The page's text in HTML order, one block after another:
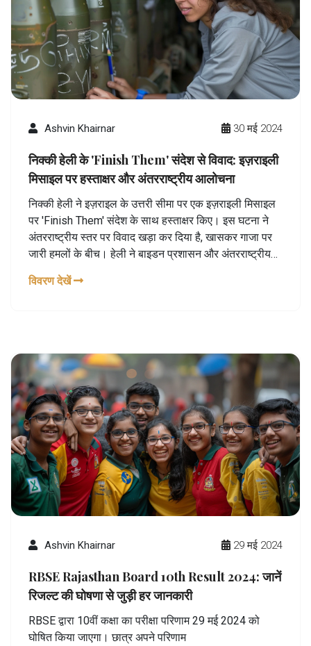
Ashvin Khairnar 30 मई 2024
निक्की हेली के 'Finish Them' संदेश से विवाद: इज़राइली
मिसाइल पर हस्ताक्षर और अंतरराष्ट्रीय आलोचना
निक्की हेली ने इज़राइल के उत्तरी सीमा पर एक इज़राइली मिसाइल
पर 'Finish Them' संदेश के साथ हस्ताक्षर किए। इस घटना ने
अंतरराष्ट्रीय स्तर पर विवाद खड़ा कर दिया है, खासकर गाजा पर
जारी हमलों के बीच। हेली ने बाइडन प्रशासन और अंतरराष्ट्रीय
प्रतिक्रियाओं के साथ मिली।
विवरण देखें
Ashvin Khairnar 29 मई 2024
RBSE Rajasthan Board 10th Result 2024: जानें
रिजल्ट की घोषणा से जुड़ी हर जानकारी
RBSE द्वारा 10वीं कक्षा का परीक्षा परिणाम 29 मई 2024 को
घोषित किया जाएगा। छात्र अपने परिणाम